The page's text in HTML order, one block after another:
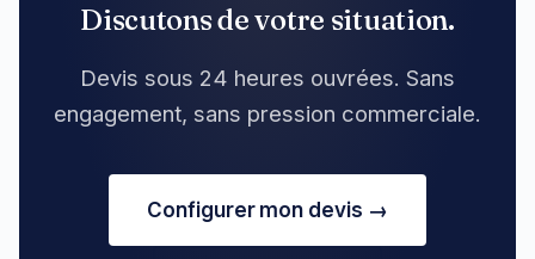
Discutons de votre situation.
Devis sous 24 heures ouvrées. Sans
engagement, sans pression commerciale.
Configurer mon devis →